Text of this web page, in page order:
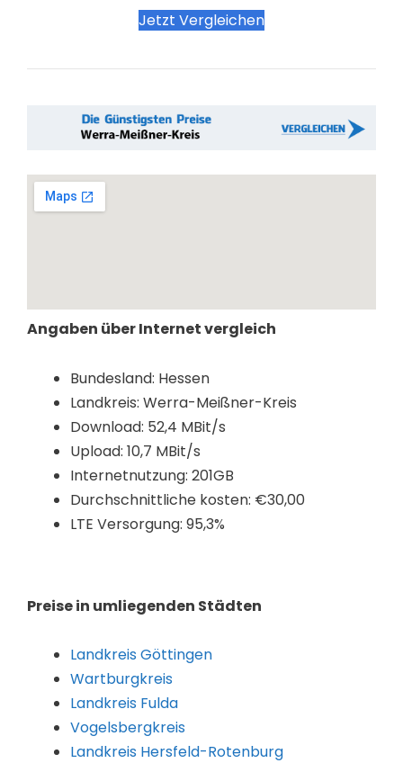
Jetzt Vergleichen
Angaben über Internet vergleich
Bundesland: Hessen
Landkreis: Werra-Meißner-Kreis
Download: 52,4 MBit/s
Upload: 10,7 MBit/s
Internetnutzung: 201GB
Durchschnittliche kosten: €30,00
LTE Versorgung: 95,3%
Preise in umliegenden Städten
Landkreis Göttingen
Wartburgkreis
Landkreis Fulda
Vogelsbergkreis
Landkreis Hersfeld-Rotenburg